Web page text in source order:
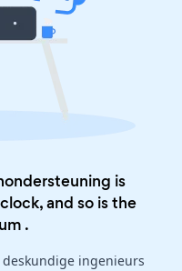
is
and so is the
.
ingenieurs